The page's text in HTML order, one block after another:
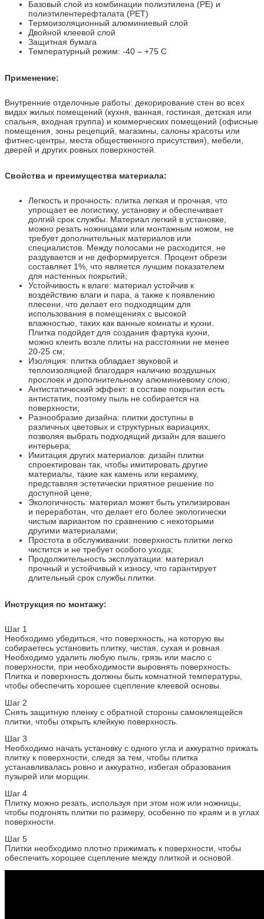
Базовый слой из комбинации полиэтилена (PE) и
полиэтилентерефталата (PET)
Термоизоляционный алюминиевый слой
Двойной клеевой слой
Защитная бумага
Температурный режим: -40 – +75 С
Применение:
Внутренние отделочные работы: декорирование стен во всех
видах жилых помещений (кухня, ванная, гостиная, детская или
спальня, входная группа) и коммерческих помещений (офисные
помещения, зоны рецепций, магазины, салоны красоты или
фитнес-центры, места общественного присутствия), мебели,
дверей и других ровных поверхностей.
Свойства и преимущества материала:
Легкость и прочность: плитка легкая и прочная, что
упрощает ее логистику, установку и обеспечивает
долгий срок службы. Материал легкий в установке,
можно резать ножницами или монтажным ножом, не
требует дополнительных материалов или
специалистов. Между полосами не расходится, не
раздувается и не деформируется. Процент обрези
составляет 1%, что является лучшим показателем
для настенных покрытий;
Устойчивость к влаге: материал устойчив к
воздействию влаги и пара, а также к появлению
плесени, что делает его подходящим для
использования в помещениях с высокой
влажностью, таких как ванные комнаты и кухни.
Плитка подойдет для создания фартука кухни,
можно клеить возле плиты на расстоянии не менее
20-25 см;
Изоляция: плитка обладает звуковой и
теплоизоляцией благодаря наличию воздушных
прослоек и дополнительному алюминиевому слою;
Антистатический эффект: в составе покрытия есть
антистатик, поэтому пыль не собирается на
поверхности;
Разнообразие дизайна: плитки доступны в
различных цветовых и структурных вариациях,
позволяя выбрать подходящий дизайн для вашего
интерьера;
Имитация других материалов: дизайн плитки
спроектирован так, чтобы имитировать другие
материалы, такие как камень или керамику,
представляя эстетически приятное решение по
доступной цене;
Экологичность: материал может быть утилизирован
и переработан, что делает его более экологически
чистым вариантом по сравнению с некоторыми
другими материалами;
Простота в обслуживании: поверхность плитки легко
чистится и не требует особого ухода;
Продолжительность эксплуатации: материал
прочный и устойчивый к износу, что гарантирует
длительный срок службы плитки.
Инструкция по монтажу:
Шаг 1
Необходимо убедиться, что поверхность, на которую вы
собираетесь установить плитку, чистая, сухая и ровная.
Необходимо удалить любую пыль, грязь или масло с
поверхности, при необходимости выровнять поверхность.
Плитка и поверхность должны быть комнатной температуры,
чтобы обеспечить хорошее сцепление клеевой основы.
Шаг 2
Снять защитную пленку с обратной стороны самоклеящейся
плитки, чтобы открыть клейкую поверхность.
Шаг 3
Необходимо начать установку с одного угла и аккуратно прижать
плитку к поверхности, следя за тем, чтобы плитка
устанавливалась ровно и аккуратно, избегая образования
пузырей или морщин.
Шаг 4
Плитку можно резать, используя при этом нож или ножницы,
чтобы подгонять плитки по размеру, особенно по краям и в углах
поверхности.
Шаг 5
Плитки необходимо плотно прижимать к поверхности, чтобы
обеспечить хорошее сцепление между плиткой и основой.